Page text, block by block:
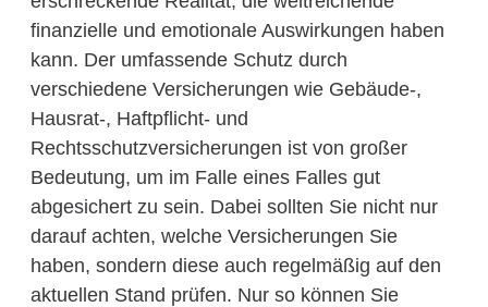
finanzielle und emotionale Auswirkungen haben
kann. Der umfassende Schutz durch
verschiedene Versicherungen wie Gebäude-,
Hausrat-, Haftpflicht- und
Rechtsschutzversicherungen ist von großer
Bedeutung, um im Falle eines Falles gut
abgesichert zu sein. Dabei sollten Sie nicht nur
darauf achten, welche Versicherungen Sie
haben, sondern diese auch regelmäßig auf den
aktuellen Stand prüfen. Nur so können Sie